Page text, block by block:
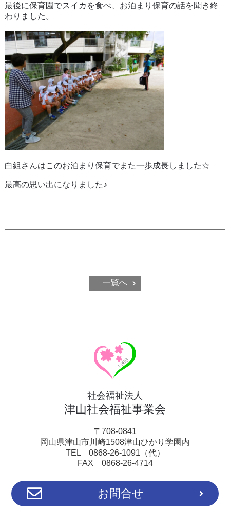
最後に保育園でスイカを食べ、お泊まり保育の話を聞き終
わりました。
白組さんはこのお泊まり保育でまた一歩成長しました☆
最高の思い出になりました♪
一覧へ
社会福祉法人
津山社会福祉事業会
〒708-0841
岡山県津山市川崎1508津山ひかり学園内
TEL 0868-26-1091（代）
FAX 0868-26-4714
お問合せ